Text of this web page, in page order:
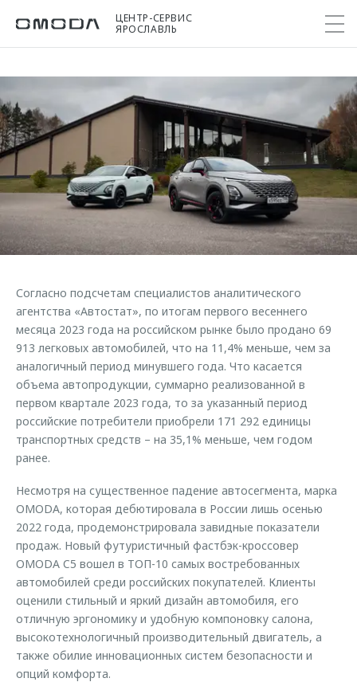
ЦЕНТР-СЕРВИС
ЯРОСЛАВЛЬ
Модели
C5
от 2 299 000 ₽*
C7
от 2 739 000 ₽*
Покупателям
Выбор и покупка
Сравнить комплектации
Записаться на тест-драйв
Прайс-листы
Кредит и страхование
Кредитные программы
Страхование
Кредитный калькулятор
Аксессуары
Одежда и сувениры
Запчасти
Трейд-ин
Калькулятор трейд-ин
Владельцам
Сервис
Записаться на сервис
Кузовной ремонт
Помощь на дороге
Гарантия
Дополнительная техническая поддержка
Руководства по эксплуатации
Клиентская поддержка
O&J Автоклуб
Клуб владельцев OMODA
Аксессуары
Одежда и сувениры
Оригинальные аксессуары
Запчасти
Мир OMODA
О бренде
Новости
Приложение O&J
Бренд JAECOO
Правовая информация
Обратная связь
Согласно подсчетам специалистов аналитического
агентства «Автостат», по итогам первого весеннего
месяца 2023 года на российском рынке было продано 69
913 легковых автомобилей, что на 11,4% меньше, чем за
аналогичный период минувшего года. Что касается
объема автопродукции, суммарно реализованной в
первом квартале 2023 года, то за указанный период
российские потребители приобрели 171 292 единицы
транспортных средств – на 35,1% меньше, чем годом
ранее.
Несмотря на существенное падение автосегмента, марка
OMODA, которая дебютировала в России лишь осенью
2022 года, продемонстрировала завидные показатели
продаж. Новый футуристичный фастбэк-кроссовер
OMODA C5 вошел в ТОП-10 самых востребованных
автомобилей среди российских покупателей. Клиенты
оценили стильный и яркий дизайн автомобиля, его
отличную эргономику и удобную компоновку салона,
высокотехнологичный производительный двигатель, а
также обилие инновационных систем безопасности и
опций комфорта.